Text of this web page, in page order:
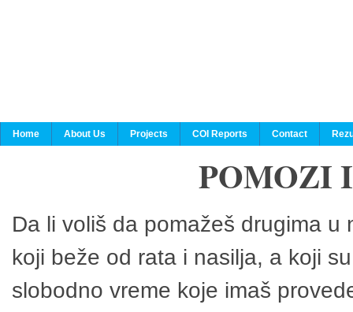
Home About Us Projects COI Reports Contact
POMOZI
Da li voliš da pomažeš drugima
koji beže od rata i nasilja, a koji
slobodno vreme koje imaš